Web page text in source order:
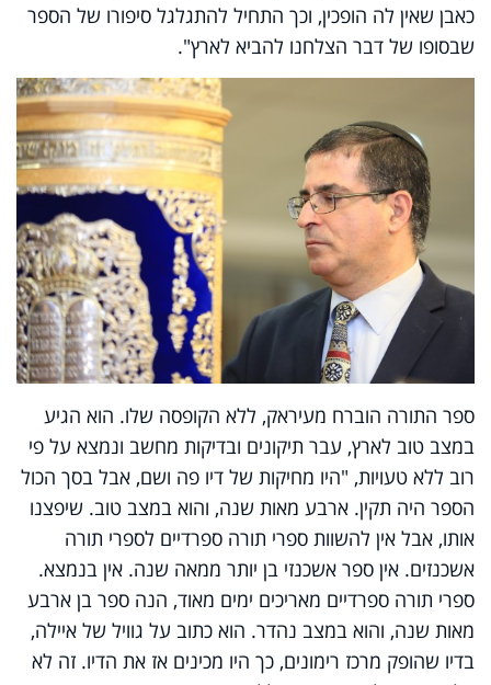
כאבן שאין לה הופכין, וכך התחיל להתגלגל סיפורו של הספר
שבסופו של דבר הצלחנו להביא לארץ".
ספר התורה הוברח מעיראק, ללא הקופסה שלו. הוא הגיע
במצב טוב לארץ, עבר תיקונים ובדיקות מחשב ונמצא על פי
רוב ללא טעויות, "היו מחיקות של דיו פה ושם, אבל בסך הכול
הספר היה תקין. ארבע מאות שנה, והוא במצב טוב. שיפצנו
אותו, אבל אין להשוות ספרי תורה ספרדיים לספרי תורה
אשכנזים. אין ספר אשכנזי בן יותר ממאה שנה. אין בנמצא.
ספרי תורה ספרדיים מאריכים ימים מאוד, הנה ספר בן ארבע
מאות שנה, והוא במצב נהדר. הוא כתוב על גוויל של איילה,
בדיו שהופק מרכז רימונים, כך היו מכינים אז את הדיו. זה לא